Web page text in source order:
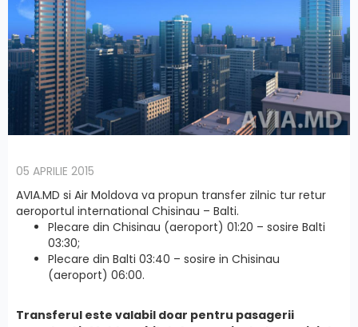
05 APRILIE 2015
AVIA.MD si Air Moldova va propun transfer zilnic tur retur
aeroportul international Chisinau – Balti.
Plecare din Chisinau (aeroport) 01:20 – sosire Balti
03:30;
Plecare din Balti 03:40 – sosire in Chisinau
(aeroport) 06:00.
Transferul este valabil doar pentru pasagerii